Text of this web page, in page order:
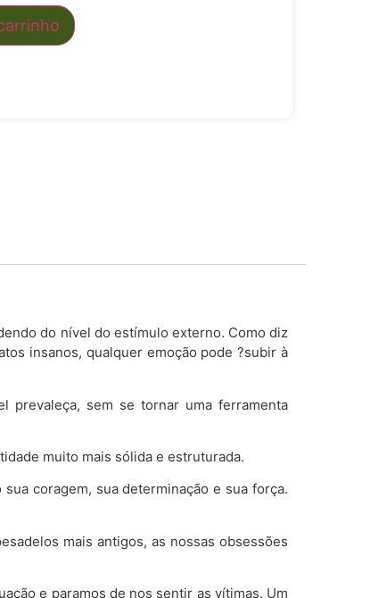
do nível do estímulo externo. Como diz
insanos, qualquer emoção pode ?subir à
prevaleça, sem se tornar uma ferramenta
muito mais sólida e estruturada.
coragem, sua determinação e sua força.
mais antigos, as nossas obsessões
e paramos de nos sentir as vítimas. Um